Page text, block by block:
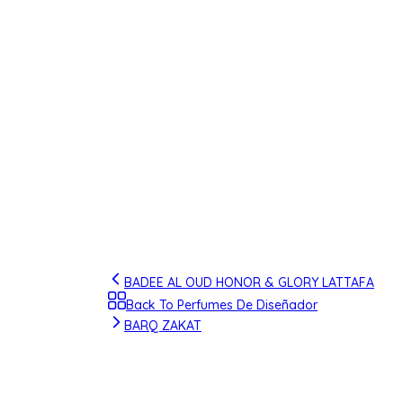
BADEE AL OUD HONOR & GLORY LATTAFA
Back To Perfumes De Diseñador
BARQ ZAKAT